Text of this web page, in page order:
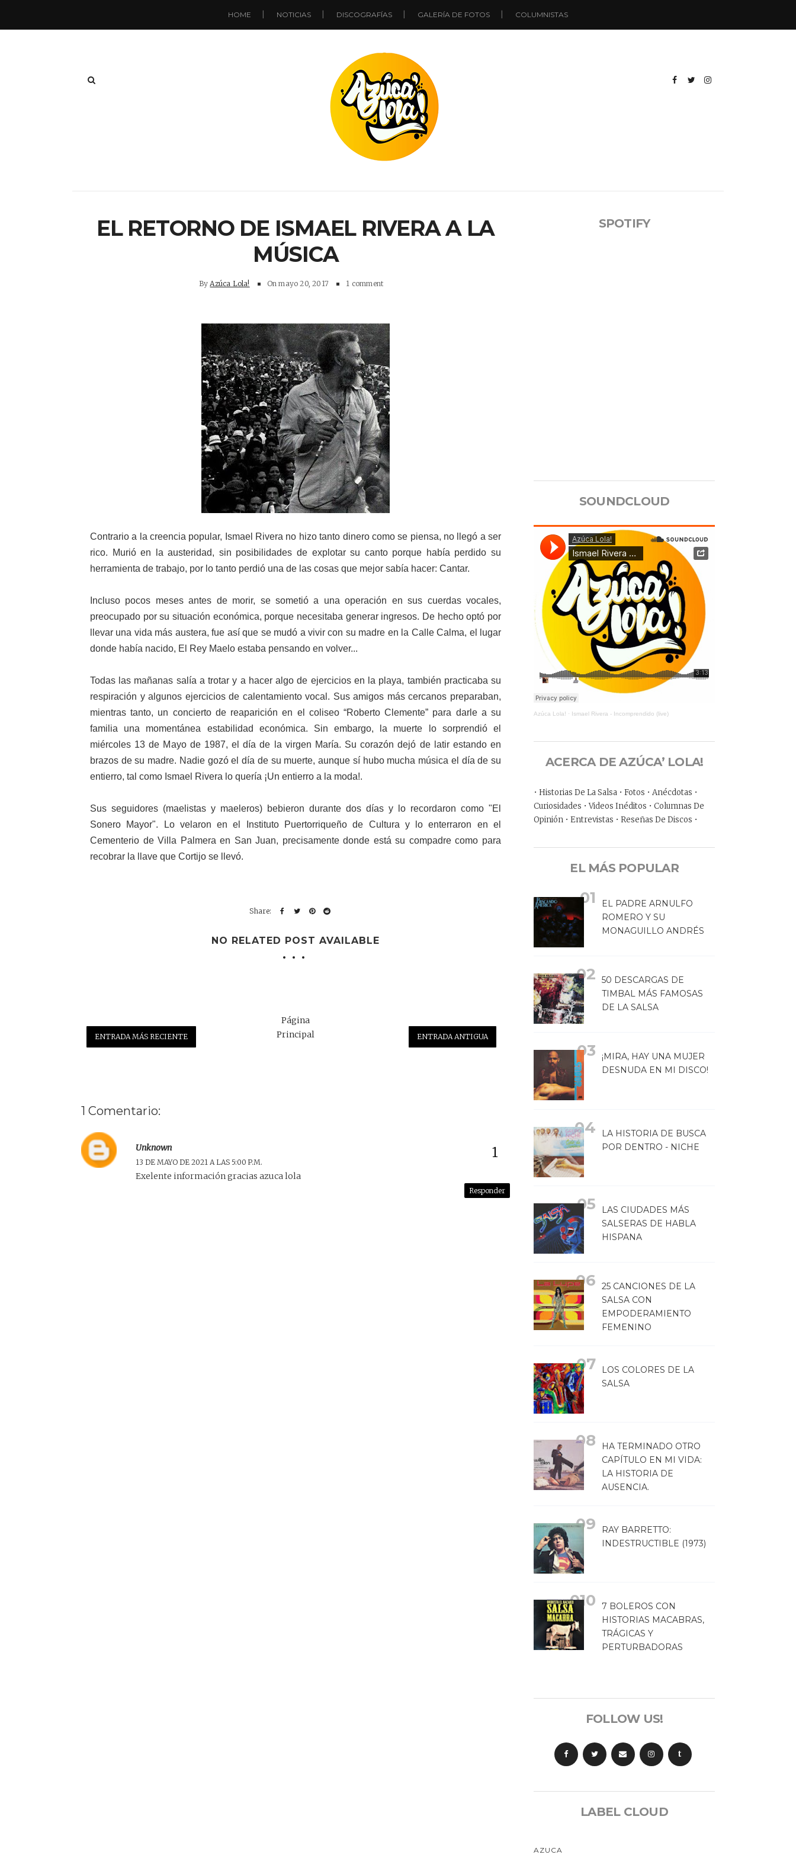
HOME NOTICIAS DISCOGRAFÍAS GALERÍA DE FOTOS COLUMNISTAS
EL RETORNO DE ISMAEL RIVERA A LA
MÚSICA
By Azúca Lola! On mayo 20, 2017 1 comment
Contrario a la creencia popular, Ismael Rivera no hizo tanto dinero como se piensa, no llegó a ser
rico. Murió en la austeridad, sin posibilidades de explotar su canto porque había perdido su
herramienta de trabajo, por lo tanto perdió una de las cosas que mejor sabía hacer: Cantar.
Incluso pocos meses antes de morir, se sometió a una operación en sus cuerdas vocales,
preocupado por su situación económica, porque necesitaba generar ingresos. De hecho optó por
llevar una vida más austera, fue así que se mudó a vivir con su madre en la Calle Calma, el lugar
donde había nacido, El Rey Maelo estaba pensando en volver...
Todas las mañanas salía a trotar y a hacer algo de ejercicios en la playa, también practicaba su
respiración y algunos ejercicios de calentamiento vocal. Sus amigos más cercanos preparaban,
mientras tanto, un concierto de reaparición en el coliseo “Roberto Clemente” para darle a su
familia una momentánea estabilidad económica. Sin embargo, la muerte lo sorprendió el
miércoles 13 de Mayo de 1987, el día de la virgen María. Su corazón dejó de latir estando en
brazos de su madre. Nadie gozó el día de su muerte, aunque sí hubo mucha música el día de su
entierro, tal como Ismael Rivera lo quería ¡Un entierro a la moda!.
Sus seguidores (maelistas y maeleros) bebieron durante dos días y lo recordaron como "El
Sonero Mayor". Lo velaron en el Instituto Puertorriqueño de Cultura y lo enterraron en el
Cementerio de Villa Palmera en San Juan, precisamente donde está su compadre como para
recobrar la llave que Cortijo se llevó.
NO RELATED POST AVAILABLE
ENTRADA MÁS RECIENTE ENTRADA ANTIGUA
Página
Principal
1 Comentario:
Unknown
13 DE MAYO DE 2021 A LAS 5:00 P.M.
Exelente información gracias azuca lola
Responder
SPOTIFY
SOUNDCLOUD
Azúca Lola! · Ismael Rivera - Incomprendido (live)
ACERCA DE AZÚCA’ LOLA!
• Historias De La Salsa • Fotos • Anécdotas •
Curiosidades • Videos Inéditos • Columnas De
Opinión • Entrevistas • Reseñas De Discos •
EL MÁS POPULAR
EL PADRE ARNULFO
ROMERO Y SU
MONAGUILLO ANDRÉS
50 DESCARGAS DE
TIMBAL MÁS FAMOSAS
DE LA SALSA
¡MIRA, HAY UNA MUJER
DESNUDA EN MI DISCO!
LA HISTORIA DE BUSCA
POR DENTRO - NICHE
LAS CIUDADES MÁS
SALSERAS DE HABLA
HISPANA
25 CANCIONES DE LA
SALSA CON
EMPODERAMIENTO
FEMENINO
LOS COLORES DE LA
SALSA
HA TERMINADO OTRO
CAPÍTULO EN MI VIDA:
LA HISTORIA DE
AUSENCIA.
RAY BARRETTO:
INDESTRUCTIBLE (1973)
7 BOLEROS CON
HISTORIAS MACABRAS,
TRÁGICAS Y
PERTURBADORAS
FOLLOW US!
t
LABEL CLOUD
AZUCA